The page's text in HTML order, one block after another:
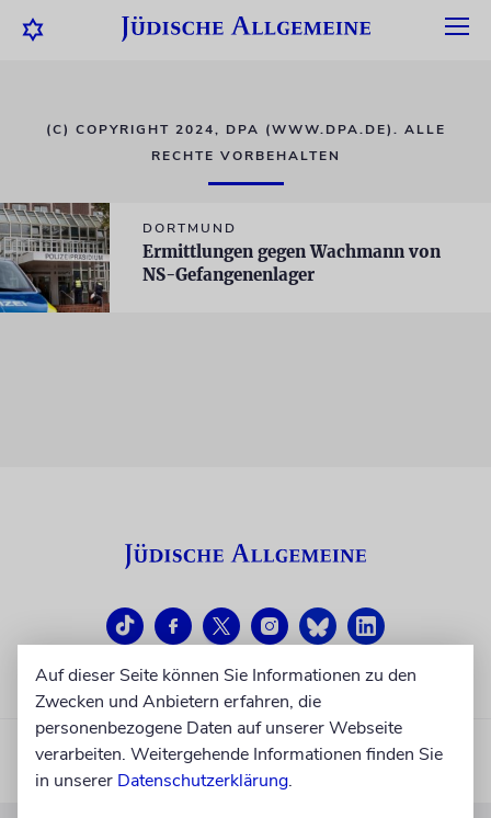
(C) COPYRIGHT 2024, DPA (WWW.DPA.DE). ALLE
RECHTE VORBEHALTEN
DORTMUND
Ermittlungen gegen Wachmann von
NS-Gefangenenlager
Auf dieser Seite können Sie Informationen zu den
Zwecken und Anbietern erfahren, die
personenbezogene Daten auf unserer Webseite
verarbeiten. Weitergehende Informationen finden Sie
in unserer Datenschutzerklärung.